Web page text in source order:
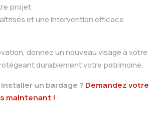
projet
et une intervention efficace
donnez un nouveau visage à votre
durablement votre patrimoine.
un bardage ? Demandez votre
maintenant !